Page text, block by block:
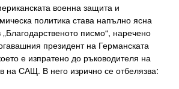
военна защита и
политика става напълно ясна
писмо“, наречено
президент на Германската
е изпратено до ръководителя на
на САЩ. В него изрично се отбелязва: